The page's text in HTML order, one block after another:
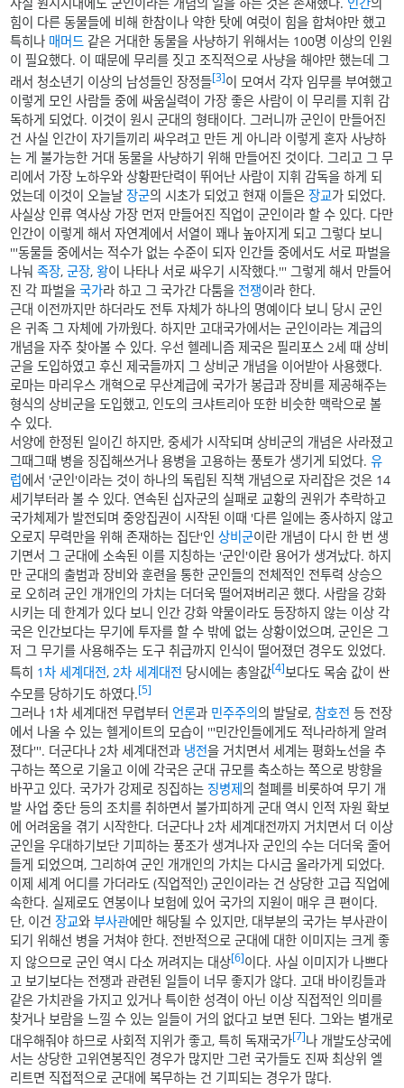
사실 원시시대에도 군인이라는 개념의 일을 하는 것은 존재했다. 인간의
힘이 다른 동물들에 비해 한참이나 약한 탓에 여럿이 힘을 합쳐야만 했고
특히나 매머드 같은 거대한 동물을 사냥하기 위해서는 100명 이상의 인원
이 필요했다. 이 때문에 무리를 짓고 조직적으로 사냥을 해야만 했는데 그
래서 청소년기 이상의 남성들인 장정들[3]이 모여서 각자 임무를 부여했고
이렇게 모인 사람들 중에 싸움실력이 가장 좋은 사람이 이 무리를 지휘 감
독하게 되었다. 이것이 원시 군대의 형태이다. 그러니까 군인이 만들어진
건 사실 인간이 자기들끼리 싸우려고 만든 게 아니라 이렇게 혼자 사냥하
는 게 불가능한 거대 동물을 사냥하기 위해 만들어진 것이다. 그리고 그 무
리에서 가장 노하우와 상황판단력이 뛰어난 사람이 지휘 감독을 하게 되
었는데 이것이 오늘날장군의 시초가 되었고 현재 이들은장교가 되었다.
사실상 인류 역사상 가장 먼저 만들어진 직업이 군인이라 할 수 있다. 다만
인간이 이렇게 해서 자연계에서 서열이 꽤나 높아지게 되고 그렇다 보니
'''동물들 중에서는 적수가 없는 수준이 되자 인간들 중에서도 서로 파벌을
나눠족장,군장,왕이 나타나 서로 싸우기 시작했다.''' 그렇게 해서 만들어
진 각 파벌을국가라 하고 그 국가간 다툼을 전쟁이라 한다.
근대 이전까지만 하더라도 전투 자체가 하나의 명예이다 보니 당시 군인
은 귀족 그 자체에 가까웠다. 하지만 고대국가에서는 군인이라는 계급의
개념을 자주 찾아볼 수 있다. 우선 헬레니즘 제국은 필리포스 2세 때 상비
군을 도입하였고 후신 제국들까지 그 상비군 개념을 이어받아 사용했다.
로마는 마리우스 개혁으로 무산계급에 국가가 봉급과 장비를 제공해주는
형식의 상비군을 도입했고, 인도의 크샤트리아 또한 비슷한 맥락으로 볼
수 있다.
서양에 한정된 일이긴 하지만, 중세가 시작되며 상비군의 개념은 사라졌고
그때그때 병을 징집해쓰거나 용병을 고용하는 풍토가 생기게 되었다.유
럽에서 '군인'이라는 것이 하나의 독립된 직책 개념으로 자리잡은 것은 14
세기부터라 볼 수 있다. 연속된 십자군의 실패로 교황의 권위가 추락하고
국가체제가 발전되며 중앙집권이 시작된 이때 '다른 일에는 종사하지 않고
오로지 무력만을 위해 존재하는 집단'인상비군이란 개념이 다시 한 번 생
기면서 그 군대에 소속된 이를 지칭하는 '군인'이란 용어가 생겨났다. 하지
만 군대의 출범과 장비와 훈련을 통한 군인들의 전체적인 전투력 상승으
로 오히려 군인 개개인의 가치는 더더욱 떨어져버리곤 했다. 사람을 강화
시키는 데 한계가 있다 보니 인간 강화 약물이라도 등장하지 않는 이상 각
국은 인간보다는 무기에 투자를 할 수 밖에 없는 상황이었으며, 군인은 그
저 그 무기를 사용해주는 도구 취급까지 인식이 떨어졌던 경우도 있었다.
특히 1차 세계대전,2차 세계대전 당시에는 총알값[4]보다도 목숨 값이 싼
수모를 당하기도 하였다.[5]
그러나 1차 세계대전 무렵부터 언론과 민주주의의 발달로, 참호전 등 전장
에서 나올 수 있는 헬게이트의 모습이 '''민간인들에게도 적나라하게 알려
졌다'''. 더군다나 2차 세계대전과 냉전을 거치면서 세계는 평화노선을 추
구하는 쪽으로 기울고 이에 각국은 군대 규모를 축소하는 쪽으로 방향을
바꾸고 있다. 국가가 강제로 징집하는 징병제의 철폐를 비롯하여 무기 개
발 사업 중단 등의 조치를 취하면서 불가피하게 군대 역시 인적 자원 확보
에 어려움을 겪기 시작한다. 더군다나 2차 세계대전까지 거치면서 더 이상
군인을 우대하기보단 기피하는 풍조가 생겨나자 군인의 수는 더더욱 줄어
들게 되었으며, 그리하여 군인 개개인의 가치는 다시금 올라가게 되었다.
이제 세계 어디를 가더라도 (직업적인) 군인이라는 건 상당한 고급 직업에
속한다. 실제로도 연봉이나 보험에 있어 국가의 지원이 매우 큰 편이다.
단, 이건장교와부사관에만 해당될 수 있지만, 대부분의 국가는 부사관이
되기 위해선 병을 거쳐야 한다. 전반적으로 군대에 대한 이미지는 크게 좋
지 않으므로 군인 역시 다소 꺼려지는 대상[6]이다. 사실 이미지가 나쁘다
고 보기보다는 전쟁과 관련된 일들이 너무 좋지가 않다. 고대 바이킹들과
같은 가치관을 가지고 있거나 특이한 성격이 아닌 이상 직접적인 의미를
찾거나 보람을 느낄 수 있는 일들이 거의 없다고 보면 된다. 그와는 별개로
대우해줘야 하므로 사회적 지위가 좋고, 특히 독재국가[7]나 개발도상국에
서는 상당한 고위연봉직인 경우가 많지만 그런 국가들도 진짜 최상위 엘
리트면 직접적으로 군대에 복무하는 건 기피되는 경우가 많다.